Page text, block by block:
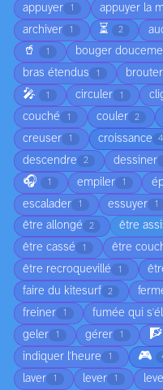
appuyer 1 appuyer la
archiver 1 ⏳ 2
🥤 1 bouger
bras étendus 1 brouter
🎤 1 circuler 1
couché 1 couler 2
creuser 1 croissance 4
descendre 2 dessiner
🎧 1 empiler 1
escalader 1 essuyer 1
être allongé 2 être
être cassé 1 être
être recroquevillé 1
faire du kitesurf 2
freiner 1 fumée qui
geler 1 gérer 1 🧗
indiquer l'heure 1 🎮
laver 1 lever 1